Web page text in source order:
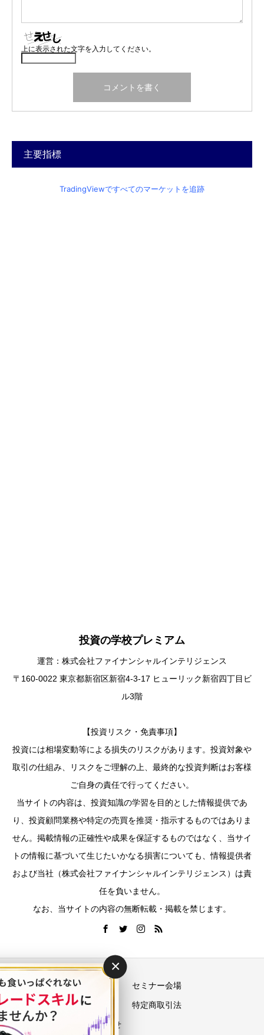
上に表示された文字を入力してください。
主要指標
TradingViewですべてのマーケットを追跡
投資の学校プレミアム
運営：株式会社ファイナンシャルインテリジェンス
〒160-0022 東京都新宿区新宿4-3-17 ヒューリック新宿四丁目ビ
ル3階
【投資リスク・免責事項】
投資には相場変動等による損失のリスクがあります。投資対象や
取引の仕組み、リスクをご理解の上、最終的な投資判断はお客様
ご自身の責任で行ってください。
当サイトの内容は、投資知識の学習を目的とした情報提供であ
り、投資顧問業務や特定の売買を推奨・指示するものではありま
せん。掲載情報の正確性や成果を保証するものではなく、当サイ
トの情報に基づいて生じたいかなる損害についても、情報提供者
および当社（株式会社ファイナンシャルインテリジェンス）は責
任を負いません。
なお、当サイトの内容の無断転載・掲載を禁じます。
運営会社 セミナー会場
プライバシーポリシー 特定商取引法
お問い合わせ
×